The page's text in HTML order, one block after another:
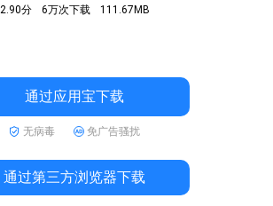
2.90分 6万次下载 111.67MB
通过应用宝下载
无病毒 免广告骚扰
通过第三方浏览器下载